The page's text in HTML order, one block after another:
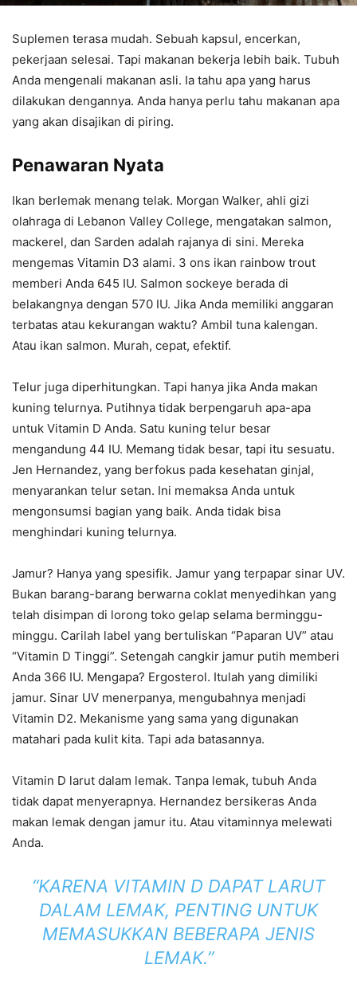
Suplemen terasa mudah. Sebuah kapsul, encerkan,
pekerjaan selesai. Tapi makanan bekerja lebih baik. Tubuh
Anda mengenali makanan asli. Ia tahu apa yang harus
dilakukan dengannya. Anda hanya perlu tahu makanan apa
yang akan disajikan di piring.
Penawaran Nyata
Ikan berlemak menang telak. Morgan Walker, ahli gizi
olahraga di Lebanon Valley College, mengatakan salmon,
mackerel, dan Sarden adalah rajanya di sini. Mereka
mengemas Vitamin D3 alami. 3 ons ikan rainbow trout
memberi Anda 645 IU. Salmon sockeye berada di
belakangnya dengan 570 IU. Jika Anda memiliki anggaran
terbatas atau kekurangan waktu? Ambil tuna kalengan.
Atau ikan salmon. Murah, cepat, efektif.
Telur juga diperhitungkan. Tapi hanya jika Anda makan
kuning telurnya. Putihnya tidak berpengaruh apa-apa
untuk Vitamin D Anda. Satu kuning telur besar
mengandung 44 IU. Memang tidak besar, tapi itu sesuatu.
Jen Hernandez, yang berfokus pada kesehatan ginjal,
menyarankan telur setan. Ini memaksa Anda untuk
mengonsumsi bagian yang baik. Anda tidak bisa
menghindari kuning telurnya.
Jamur? Hanya yang spesifik. Jamur yang terpapar sinar UV.
Bukan barang-barang berwarna coklat menyedihkan yang
telah disimpan di lorong toko gelap selama berminggu-
minggu. Carilah label yang bertuliskan “Paparan UV” atau
“Vitamin D Tinggi”. Setengah cangkir jamur putih memberi
Anda 366 IU. Mengapa? Ergosterol. Itulah yang dimiliki
jamur. Sinar UV menerpanya, mengubahnya menjadi
Vitamin D2. Mekanisme yang sama yang digunakan
matahari pada kulit kita. Tapi ada batasannya.
Vitamin D larut dalam lemak. Tanpa lemak, tubuh Anda
tidak dapat menyerapnya. Hernandez bersikeras Anda
makan lemak dengan jamur itu. Atau vitaminnya melewati
Anda.
“KARENA VITAMIN D DAPAT LARUT
DALAM LEMAK, PENTING UNTUK
MEMASUKKAN BEBERAPA JENIS
LEMAK.”